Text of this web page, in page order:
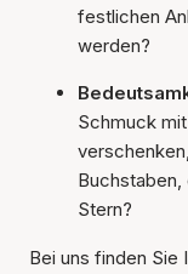
festlichen
werden?
Schmuck
Buchstaben,
Stern?
Bei uns finden Sie